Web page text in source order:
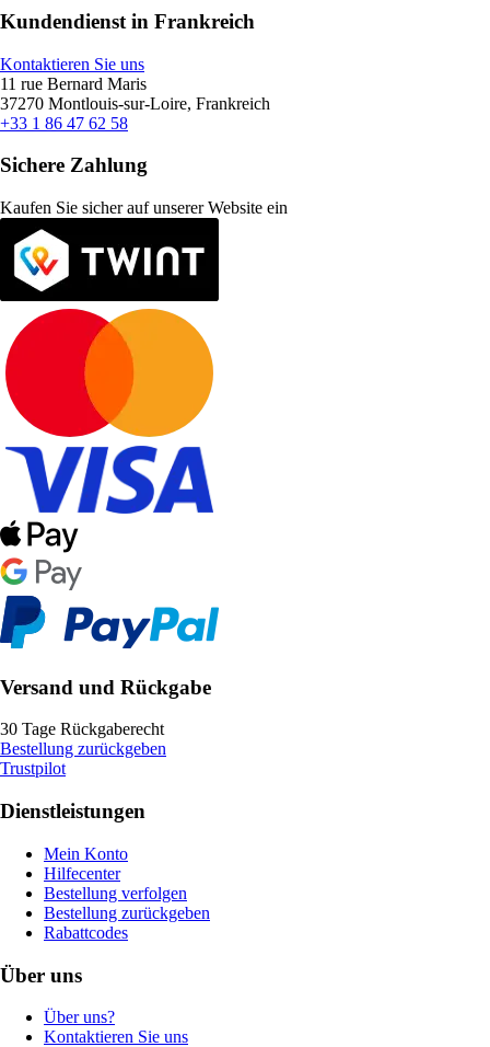
Kundendienst in Frankreich
Kontaktieren Sie uns
11 rue Bernard Maris
37270 Montlouis-sur-Loire, Frankreich
+33 1 86 47 62 58
Sichere Zahlung
Kaufen Sie sicher auf unserer Website ein
Versand und Rückgabe
30 Tage Rückgaberecht
Bestellung zurückgeben
Trustpilot
Dienstleistungen
Mein Konto
Hilfecenter
Bestellung verfolgen
Bestellung zurückgeben
Rabattcodes
Über uns
Über uns?
Kontaktieren Sie uns